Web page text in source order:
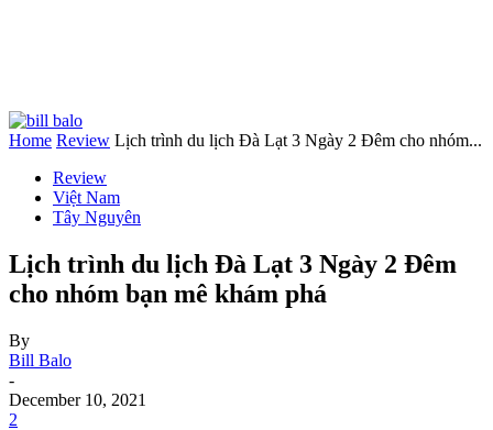
Home Review Lịch trình du lịch Đà Lạt 3 Ngày 2 Đêm cho nhóm...
Review
Việt Nam
Tây Nguyên
Lịch trình du lịch Đà Lạt 3 Ngày 2 Đêm
cho nhóm bạn mê khám phá
By
Bill Balo
-
December 10, 2021
2